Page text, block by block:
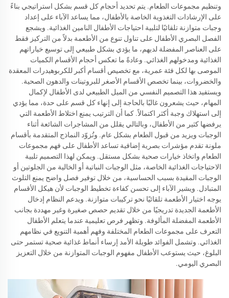
وتنظيم مجموعات الطعام. يتم تحديد أحجام كل قسم بشكل استراتيجي بناءً
على الإرشادات التغذوية الخاصة بالأطفال، مما يساعد الآباء على إعداد
وجبات متوازنة تلقائيًا لتلبية احتياجات الأطفال النامين الغذائية. ويشجع
الفصل البصري الأطفال على تناول تنوع من الأطعمة بدلاً من التركيز فقط
على العناصر المفضلة لديهم، ما يؤدي بشكل طبيعي إلى توسيع خياراتهم
الغذائية ومدخولهم الغذائي. وعادةً ما تعكس أحجام الأقسام الكميات
الموصى بها لكل فئة عمرية، مع تخصيص أقسام أكبر للكربوهيدرات المعقدة
والخضروات، بينما تخصص الأقسام الأصغر للبروتينات والدهون الصحية.
ويستفيد هذا التصميم النفسي من الميل الطبيعي لدى الأطفال لإكمال
المهام، حيث يشعرون غالبًا بالحاجة إلى إنهاء كل قسم على حدة، مما يؤدي
إلى استهلاك وجبة أكثر اكتمالاً. كما أن الترتيب يمنع اختلاط الأطعمة التي
يرفضها كثير من الأطفال، وبالتالي يقلل من المشاجرات الشائعة أثناء
الوجبات ويزيد من قبول الطعام بشكل عام. وتُزوّد النماذج المتقدمة بأقسام
ملونة تقدم مؤشرات بصرية إضافية تساعد الأطفال على فهم مجموعات
الطعام واتخاذ خيارات صحية بشكل مستقل. ويمكن لهذا التصميم تلبية
الاحتياجات الغذائية الخاصة، مثل الوجبات النباتية أو الخالية من الجلوتين أو
الوجبات المقيدة بسبب الحساسية، من خلال توفير فصل واضح يمنع التلوث
المتبادل. ويشير الآباء إلى تحسن كفاءة تخطيط الوجبات لأن هيكل الأقسام
يوجه اختيار الأطعمة تلقائيًا نحو تركيبات متوازنة. ويدعم النظام إدخال
الأطعمة الجديدة تدريجيًا من خلال تقديم حصص صغيرة وغير مهددة بجانب
الأطعمة المفضلة المألوفة. وتظهر فرص تعليمية عندما يتعلم الأطفال
التعرف على مجموعات الطعام المختلفة وفهم أهمية التنويع في نظامهم
الغذائي. وتشمل الفوائد طويلة الأمد إرساء أنماط غذائية صحية تستمر حتى
البلوغ، حيث يستوعب الأطفال مفهوم الوجبات المتوازنة من خلال التعزيز
البصري اليومي.